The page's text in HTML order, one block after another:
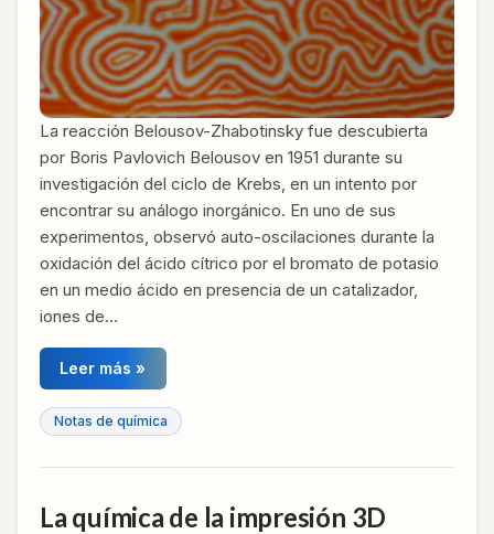
La reacción Belousov-Zhabotinsky fue descubierta
por Boris Pavlovich Belousov en 1951 durante su
investigación del ciclo de Krebs, en un intento por
encontrar su análogo inorgánico. En uno de sus
experimentos, observó auto-oscilaciones durante la
oxidación del ácido cítrico por el bromato de potasio
en un medio ácido en presencia de un catalizador,
iones de…
Leer más »
Notas de química
La química de la impresión 3D